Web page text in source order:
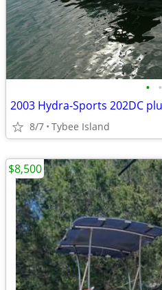
• •
8/7 Tybee Island
$8,500